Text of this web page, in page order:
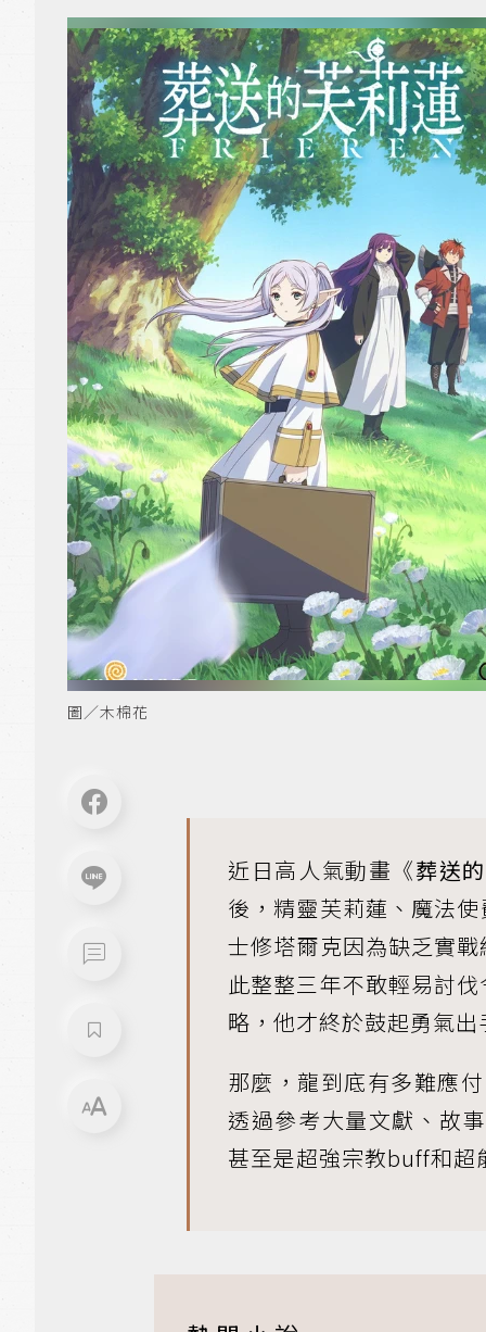
圖／木棉花
近日高人氣動畫《葬送
後，精靈芙莉蓮、魔法
士修塔爾克因為缺乏實
此整整三年不敢輕易討
略，他才終於鼓起勇氣
那麼，龍到底有多難應
透過參考大量文獻、故
甚至是超強宗教buff和超